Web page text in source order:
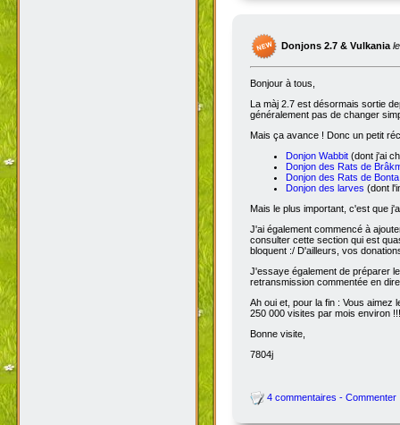
Donjons 2.7 & Vulkania
Bonjour à tous,
La màj 2.7 est désormais sortie
généralement pas de changer
Mais ça avance ! Donc un petit
Donjon Wabbit (dont j'ai
Donjon des Rats de
Donjon des Rats de Bonta
Donjon des larves (dont
Mais le plus important, c'est que
J'ai également commencé à
consulter cette section qui est
bloquent :/ D'ailleurs, vos
J'essaye également de préparer
retransmission commentée en
Ah oui et, pour la fin : Vous
250 000 visites par mois environ !!!
Bonne visite,
7804j
4 commentaires - Commenter